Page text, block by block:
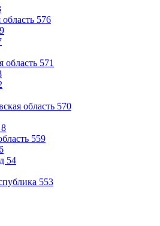
576
область 571
область 570
8
559
54
553